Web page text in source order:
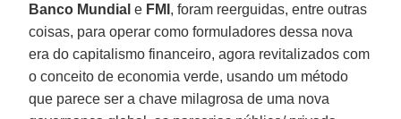
Banco Mundial e FMI , foram reerguidas, entre outras
coisas, para operar como formuladores dessa nova
era do capitalismo financeiro, agora revitalizados com
o conceito de economia verde, usando um método
que parece ser a chave milagrosa de uma nova